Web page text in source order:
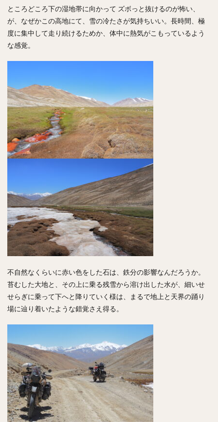
ところどころ下の湿地帯に向かって ズボっと抜けるのが怖い、
が、なぜかこの高地にて、雪の冷たさが気持ちいい。長時間、極
度に集中して走り続けるためか、体中に熱気がこもっているよう
な感覚。
不自然なくらいに赤い色をした石は、鉄分の影響なんだろうか。
苔むした大地と、その上に乗る残雪から溶け出した水が、細いせ
せらぎに乗って下へと降りていく様は、まるで地上と天界の踊り
場に辿り着いたような錯覚さえ得る。